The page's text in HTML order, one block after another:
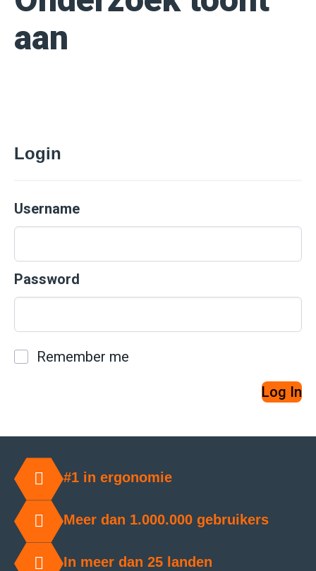
aan
Login
Username
Password
Remember me
Log In
#1 in ergonomie
Meer dan 1.000.000 gebruikers
In meer dan 25 landen